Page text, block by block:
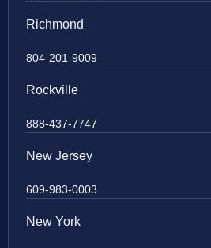
Richmond
804-201-9009
Rockville
888-437-7747
New Jersey
609-983-0003
New York